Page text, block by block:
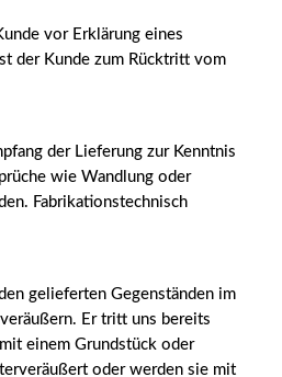
vor Erklärung eines
der Kunde zum Rücktritt vom
der Lieferung zur Kenntnis
wie Wandlung oder
Fabrikationstechnisch
gelieferten Gegenständen im
Er tritt uns bereits
einem Grundstück oder
oder werden sie mit